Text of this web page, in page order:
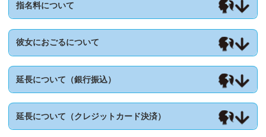
指名料について
彼女におごるについて
延長について（銀行振込）
延長について（クレジットカード決済）